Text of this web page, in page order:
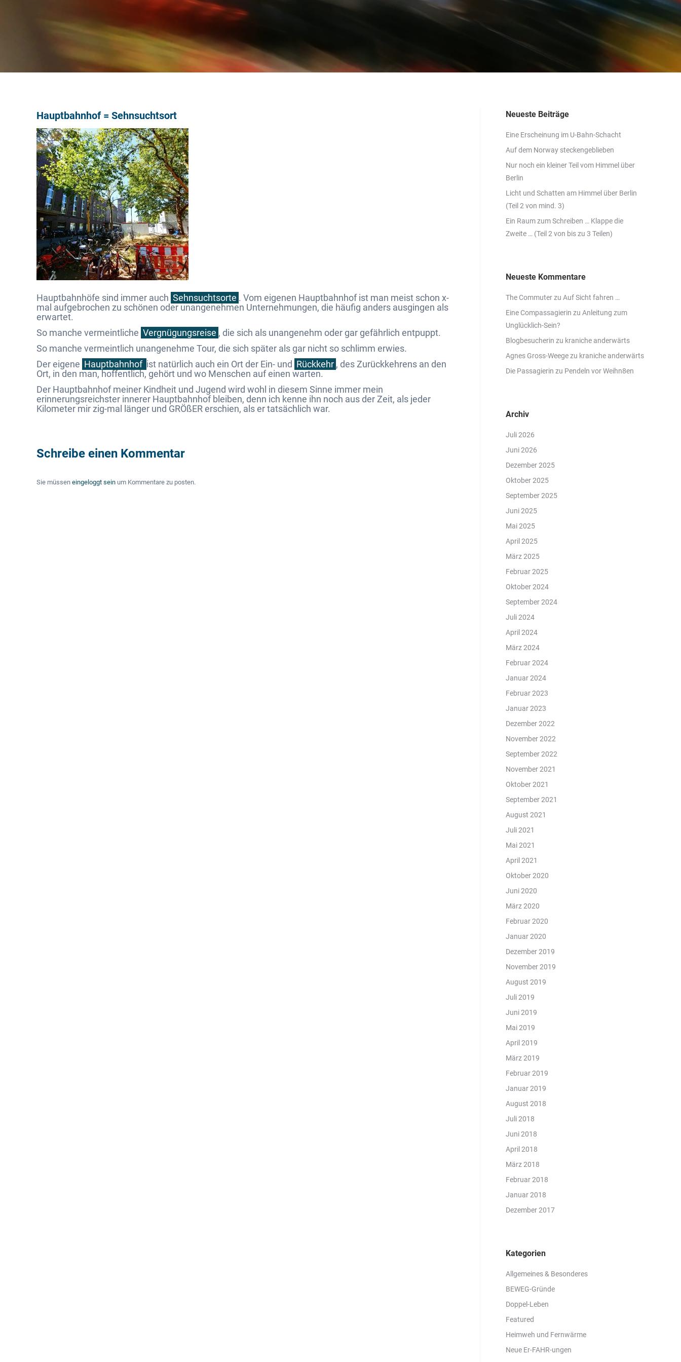
Hauptbahnhof = Sehnsuchtsort
Hauptbahnhöfe sind immer auch Sehnsuchtsorte . Vom eigenen Hauptbahnhof ist man meist schon x-
mal aufgebrochen zu schönen oder unangenehmen Unternehmungen, die häufig anders ausgingen als
erwartet.
So manche vermeintliche Vergnügungsreise , die sich als unangenehm oder gar gefährlich entpuppt.
So manche vermeintlich unangenehme Tour, die sich später als gar nicht so schlimm erwies.
Der eigene Hauptbahnhof ist natürlich auch ein Ort der Ein- und Rückkehr , des Zurückkehrens an den
Ort, in den man, hoffentlich, gehört und wo Menschen auf einen warten.
Der Hauptbahnhof meiner Kindheit und Jugend wird wohl in diesem Sinne immer mein
erinnerungsreichster innerer Hauptbahnhof bleiben, denn ich kenne ihn noch aus der Zeit, als jeder
Kilometer mir zig-mal länger und GRÖßER erschien, als er tatsächlich war.
Schreibe einen Kommentar
Sie müssen eingeloggt sein um Kommentare zu posten.
Neueste Beiträge
Eine Erscheinung im U-Bahn-Schacht
Auf dem Norway steckengeblieben
Nur noch ein kleiner Teil vom Himmel über
Berlin
Licht und Schatten am Himmel über Berlin
(Teil 2 von mind. 3)
Ein Raum zum Schreiben … Klappe die
Zweite … (Teil 2 von bis zu 3 Teilen)
Neueste Kommentare
The Commuterzu Auf Sicht fahren …
Eine Compassagierin zu Anleitung zum
Unglücklich-Sein?
Blogbesucherin zu kraniche anderwärts
Agnes Gross-Weegezu kraniche anderwärts
Die Passagierin zu Pendeln vor Weihn8en
Archiv
Juli 2026
Juni 2026
Dezember 2025
Oktober 2025
September 2025
Juni 2025
Mai 2025
April 2025
März 2025
Februar 2025
Oktober 2024
September 2024
Juli 2024
April 2024
März 2024
Februar 2024
Januar 2024
Februar 2023
Januar 2023
Dezember 2022
November 2022
September 2022
November 2021
Oktober 2021
September 2021
August 2021
Juli 2021
Mai 2021
April 2021
Oktober 2020
Juni 2020
März 2020
Februar 2020
Januar 2020
Dezember 2019
November 2019
August 2019
Juli 2019
Juni 2019
Mai 2019
April 2019
März 2019
Februar 2019
Januar 2019
August 2018
Juli 2018
Juni 2018
April 2018
März 2018
Februar 2018
Januar 2018
Dezember 2017
Kategorien
Allgemeines & Besonderes
BEWEG-Gründe
Doppel-Leben
Featured
Heimweh und Fernwärme
Neue Er-FAHR-ungen